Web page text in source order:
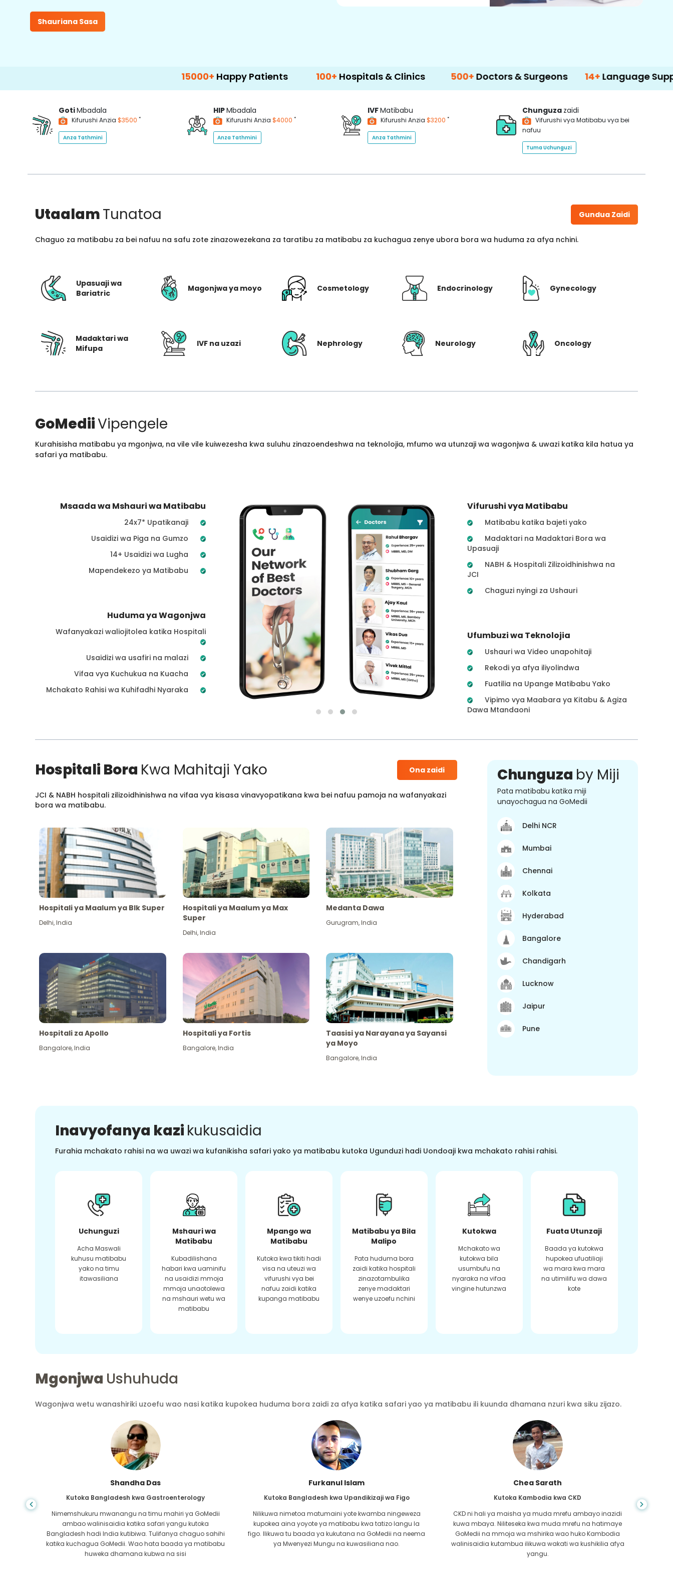
Shauriana Sasa
Happy Patients 100+ Hospitals & Clinics 500+ Doctors & Surgeons 14+Language Support
GotiMbadala
Kifurushi Anzia $3500 *
Anza Tathmini
HIPMbadala
Kifurushi Anzia $4000 *
Anza Tathmini
IVFMatibabu
Kifurushi Anzia $3200 *
Anza Tathmini
Chunguza zaidi
Vifurushi vya Matibabu vya bei
nafuu
Tuma Uchunguzi
UtaalamTunatoa Gundua Zaidi
Chaguo za matibabu za bei nafuu na safu zote zinazowezekana za taratibu za matibabu za kuchagua zenye ubora bora wa huduma za afya nchini.
Upasuaji wa
Bariatric
Magonjwa ya moyo Cosmetology Endocrinology Gynecology
Madaktari wa
Mifupa
IVF na uzazi Nephrology Neurology Oncology
GoMediiVipengele
Kurahisisha matibabu ya mgonjwa, na vile vile kuiwezesha kwa suluhu zinazoendeshwa na teknolojia, mfumo wa utunzaji wa wagonjwa & uwazi katika kila hatua ya
safari ya matibabu.
Msaada wa Mshauri wa Matibabu
24x7* Upatikanaji
Usaidizi wa Piga na Gumzo
14+ Usaidizi wa Lugha
Mapendekezo ya Matibabu
Huduma ya Wagonjwa
Wafanyakazi waliojitolea katika Hospitali
Usaidizi wa usafiri na malazi
Vifaa vya Kuchukua na Kuacha
Mchakato Rahisi wa Kuhifadhi Nyaraka
Vifurushi vya Matibabu
Matibabu katika bajeti yako
Madaktari na Madaktari Bora wa
Upasuaji
NABH & Hospitali Zilizoidhinishwa na
JCI
Chaguzi nyingi za Ushauri
Ufumbuzi wa Teknolojia
Ushauri wa Video unapohitaji
Rekodi ya afya iliyolindwa
Fuatilia na Upange Matibabu Yako
Vipimo vya Maabara ya Kitabu & Agiza
Dawa Mtandaoni
Hospitali Bora Kwa Mahitaji Yako Ona zaidi
JCI & NABH hospitali zilizoidhinishwa na vifaa vya kisasa vinavyopatikana kwa bei nafuu pamoja na wafanyakazi
bora wa matibabu.
Hospitali ya Maalum ya Blk Super
Delhi,India
Hospitali ya Maalum ya Max
Super
Delhi,India
Medanta Dawa
Gurugram,India
Hospitali za Apollo
Bangalore,India
Hospitali ya Fortis
Bangalore,India
Taasisi ya Narayana ya Sayansi
ya Moyo
Bangalore,India
Chunguza by Miji
Pata matibabu katika miji
unayochagua na GoMedii
Delhi NCR
Mumbai
Chennai
Kolkata
Hyderabad
Bangalore
Chandigarh
Lucknow
Jaipur
Pune
Inavyofanya kazi kukusaidia
Furahia mchakato rahisi na wa uwazi wa kufanikisha safari yako ya matibabu kutoka Ugunduzi hadi Uondoaji kwa mchakato rahisi rahisi.
Uchunguzi
Acha Maswali
kuhusu matibabu
yako na timu
itawasiliana
Mshauri wa
Matibabu
Kubadilishana
habari kwa uaminifu
na usaidizi mmoja
mmoja unaotolewa
na mshauri wetu wa
matibabu
Mpango wa
Matibabu
Kutoka kwa tikiti hadi
visa na uteuzi wa
vifurushi vya bei
nafuu zaidi katika
kupanga matibabu
Matibabu ya Bila
Malipo
Pata huduma bora
zaidi katika hospitali
zinazotambulika
zenye madaktari
wenye uzoefu nchini
Kutokwa
Mchakato wa
kutokwa bila
usumbufu na
nyaraka na vifaa
vingine hutunzwa
Fuata Utunzaji
Baada ya kutokwa
hupokea ufuatiliaji
wa mara kwa mara
na utimilifu wa dawa
kote
Mgonjwa Ushuhuda
Wagonjwa wetu wanashiriki uzoefu wao nasi katika kupokea huduma bora zaidi za afya katika safari yao ya matibabu ili kuunda dhamana nzuri kwa siku zijazo.
Shandha Das
Kutoka Bangladesh kwa Gastroenterology
Nimemshukuru mwanangu na timu mahiri ya GoMedii
ambao walinisaidia katika safari yangu kutoka
Bangladesh hadi India kutibiwa. Tulifanya chaguo sahihi
katika kuchagua GoMedii. Wao hata baada ya matibabu
huweka dhamana kubwa na sisi
Furkanul Islam
Kutoka Bangladesh kwa Upandikizaji wa Figo
Nilikuwa nimetoa matumaini yote kwamba ningeweza
kupokea aina yoyote ya matibabu kwa tatizo langu la
figo. Ilikuwa tu baada ya kukutana na GoMedii na neema
ya Mwenyezi Mungu na kuwasiliana nao.
Chea Sarath
Kutoka Kambodia kwa CKD
CKD ni hali ya maisha ya muda mrefu ambayo inazidi
kuwa mbaya. Niliteseka kwa muda mrefu na hatimaye
GoMedii na mmoja wa mshirika wao huko Kambodia
walinisaidia kutambua ilikuwa wakati wa kushikilia afya
yangu.